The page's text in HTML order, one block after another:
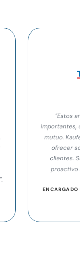
"La
facilita
marcas y la
Su